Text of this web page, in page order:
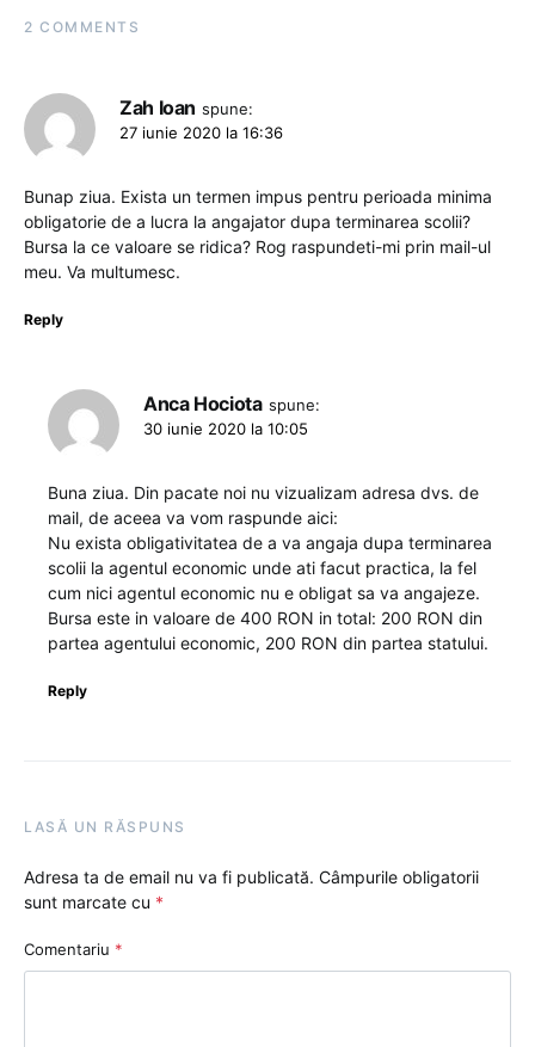
2 COMMENTS
Zah Ioan spune:
27 iunie 2020 la 16:36
Bunap ziua. Exista un termen impus pentru perioada minima
obligatorie de a lucra la angajator dupa terminarea scolii?
Bursa la ce valoare se ridica? Rog raspundeti-mi prin mail-ul
meu. Va multumesc.
Reply
Anca Hociota spune:
30 iunie 2020 la 10:05
Buna ziua. Din pacate noi nu vizualizam adresa dvs. de
mail, de aceea va vom raspunde aici:
Nu exista obligativitatea de a va angaja dupa terminarea
scolii la agentul economic unde ati facut practica, la fel
cum nici agentul economic nu e obligat sa va angajeze.
Bursa este in valoare de 400 RON in total: 200 RON din
partea agentului economic, 200 RON din partea statului.
Reply
LASĂ UN RĂSPUNS
Adresa ta de email nu va fi publicată. Câmpurile obligatorii
sunt marcate cu *
Comentariu *